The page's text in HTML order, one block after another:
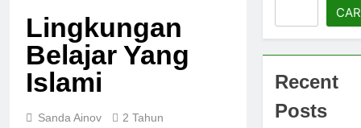
hingga
1 Minggu
Efisiensi
Lingkungan
Belajar Yang
Islami
Sanda Ainov
2 Tahun
Recent
Posts